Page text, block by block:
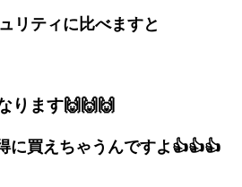
リティに比べますと
ります🙌🙌🙌
に買えちゃうんですよ👍👍👍